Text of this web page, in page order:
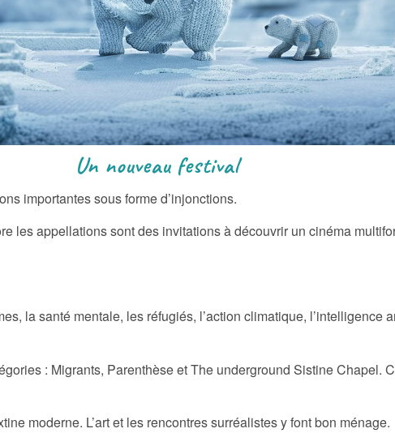
festival
importantes sous forme d’injonctions.
appellations sont des invitations à découvrir un cinéma
la santé mentale, les réfugiés, l’action climatique,
: Migrants, Parenthèse et The underground Sistine Chapel.
moderne. L’art et les rencontres surréalistes y font bon ménage.